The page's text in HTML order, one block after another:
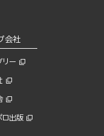
会社
リー
ロ出版